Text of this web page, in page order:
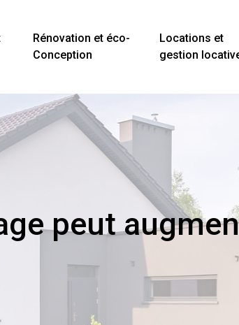
Rénovation et éco-
Conception
Locations et
gestion
peut